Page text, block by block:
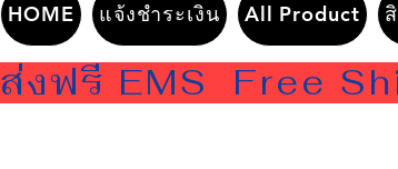
HOME แจ้งชำระเงิน All Product
ส่งฟรี EMS  Free